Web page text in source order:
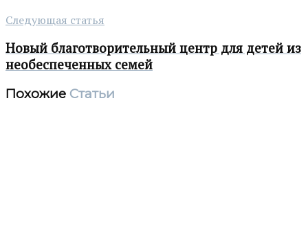
Следующая статья
Новый благотворительный центр для детей из
необеспеченных семей
Похожие Статьи